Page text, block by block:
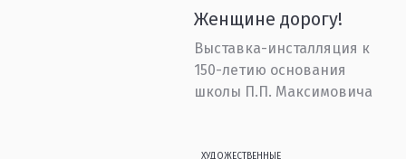
Женщине дорогу!
Выставка-инсталляция к
150-летию основания
школы П.П. Максимовича
ХУДОЖЕСТВЕННЫЕ